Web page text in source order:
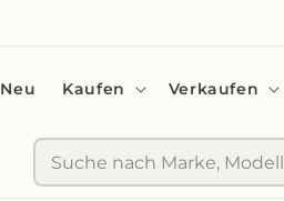
Neu Kaufen Verkaufen
Suche